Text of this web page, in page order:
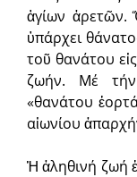
ἁγίων ἀρετῶν.
ὑπάρχει
τοῦ θανάτου
ζωήν. Μέ τήν
«θανάτου
αἰωνίου
Ἡ ἀληθινή ζωή